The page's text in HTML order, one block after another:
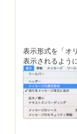
表示形式を「オ
表示されるよう